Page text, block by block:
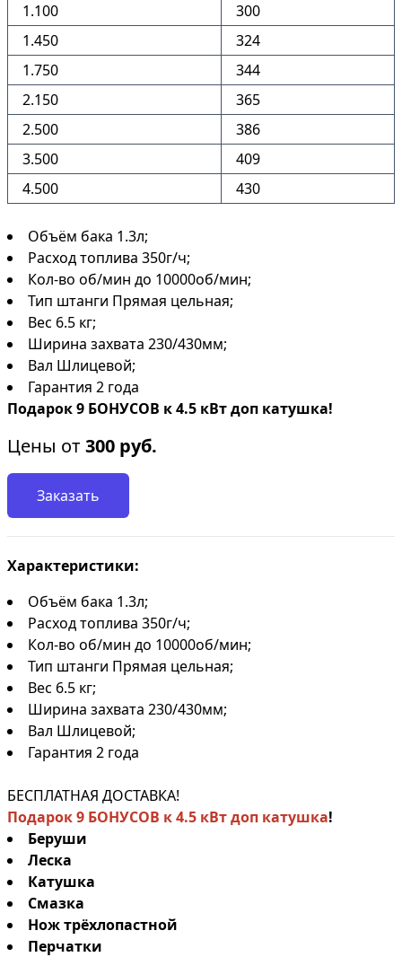
1.100
300
1.450
324
1.750
344
2.150
365
2.500
386
3.500
409
4.500
430
Объём бака 1.3л;
Расход топлива 350г/ч;
Кол-во об/мин до 10000об/мин;
Тип штанги Прямая цельная;
Вес 6.5 кг;
Ширина захвата 230/430мм;
Вал Шлицевой;
Гарантия 2 года
Подарок 9 БОНУСОВ к 4.5 кВт доп катушка!
Цены от300 руб.
Заказать
Характеристики:
Объём бака 1.3л;
Расход топлива 350г/ч;
Кол-во об/мин до 10000об/мин;
Тип штанги Прямая цельная;
Вес 6.5 кг;
Ширина захвата 230/430мм;
Вал Шлицевой;
Гарантия 2 года
БЕСПЛАТНАЯ ДОСТАВКА!
Подарок 9 БОНУСОВ к 4.5 кВт доп катушка!
Беруши
Леска
Катушка
Смазка
Нож трёхлопастной
Перчатки